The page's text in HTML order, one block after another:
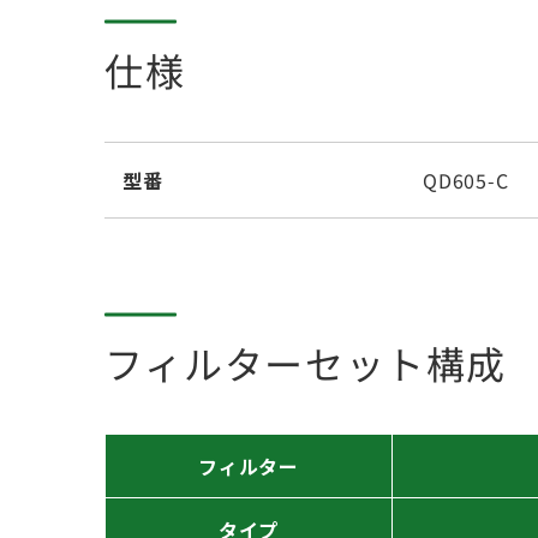
仕様
型番 QD605-C
フィルターセット構成
フィルター
タイプ